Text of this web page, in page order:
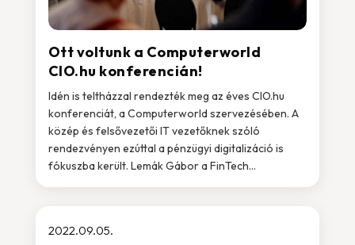
Ott voltunk a Computerworld
CIO.hu konferencián!
Idén is teltházzal rendezték meg az éves CIO.hu
konferenciát, a Computerworld szervezésében. A
közép és felsővezetői IT vezetőknek szóló
rendezvényen ezúttal a pénzügyi digitalizáció is
fókuszba került. Lemák Gábor a FinTech...
2022.09.05.